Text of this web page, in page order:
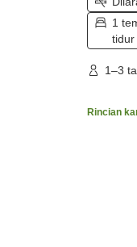
1
tidur
1–3
Rincian